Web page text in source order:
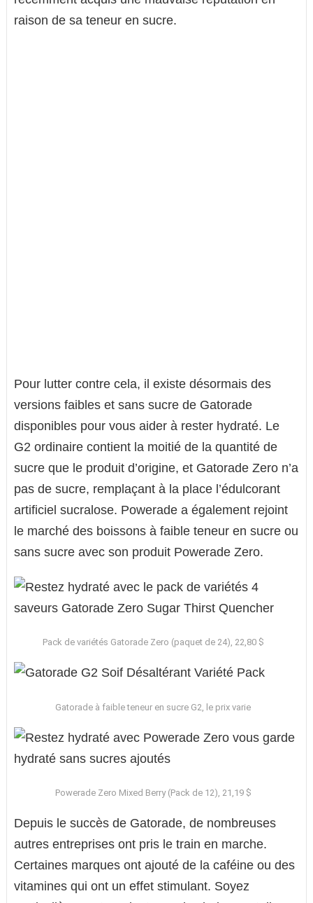
raison de sa teneur en sucre.
Pour lutter contre cela, il existe désormais des
versions faibles et sans sucre de Gatorade
disponibles pour vous aider à rester hydraté. Le
G2 ordinaire contient la moitié de la quantité de
sucre que le produit d’origine, et Gatorade Zero n’a
pas de sucre, remplaçant à la place l’édulcorant
artificiel sucralose. Powerade a également rejoint
le marché des boissons à faible teneur en sucre ou
sans sucre avec son produit Powerade Zero.
Pack de variétés Gatorade Zero (paquet de 24), 22,80 $
Gatorade à faible teneur en sucre G2, le prix varie
Powerade Zero Mixed Berry (Pack de 12), 21,19 $
Depuis le succès de Gatorade, de nombreuses
autres entreprises ont pris le train en marche.
Certaines marques ont ajouté de la caféine ou des
vitamines qui ont un effet stimulant. Soyez